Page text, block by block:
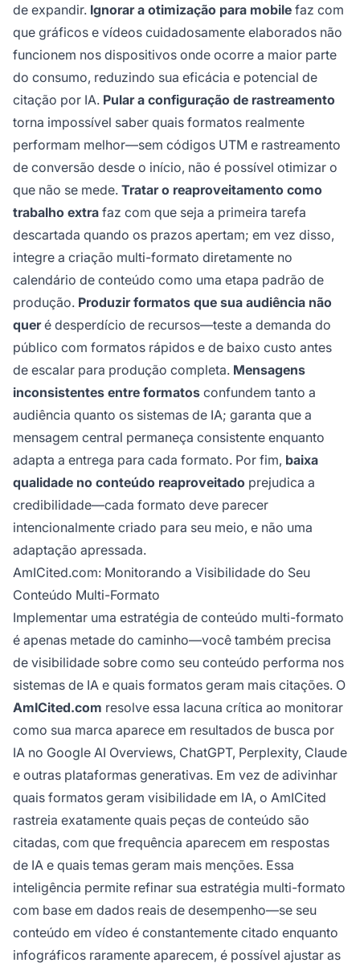
de expandir. Ignorar a otimização para mobile faz com
que gráficos e vídeos cuidadosamente elaborados não
funcionem nos dispositivos onde ocorre a maior parte
do consumo, reduzindo sua eficácia e potencial de
citação por IA. Pular a configuração de rastreamento
torna impossível saber quais formatos realmente
performam melhor—sem códigos UTM e rastreamento
de conversão desde o início, não é possível otimizar o
que não se mede. Tratar o reaproveitamento como
trabalho extra faz com que seja a primeira tarefa
descartada quando os prazos apertam; em vez disso,
integre a criação multi-formato diretamente no
calendário de conteúdo como uma etapa padrão de
produção. Produzir formatos que sua audiência não
queré desperdício de recursos—teste a demanda do
público com formatos rápidos e de baixo custo antes
de escalar para produção completa. Mensagens
inconsistentes entre formatos confundem tanto a
audiência quanto os sistemas de IA; garanta que a
mensagem central permaneça consistente enquanto
adapta a entrega para cada formato. Por fim, baixa
qualidade no conteúdo reaproveitado prejudica a
credibilidade—cada formato deve parecer
intencionalmente criado para seu meio, e não uma
adaptação apressada.
AmICited.com: Monitorando a Visibilidade do Seu
Conteúdo Multi-Formato
Implementar uma estratégia de conteúdo multi-formato
é apenas metade do caminho—você também precisa
de visibilidade sobre como seu conteúdo performa nos
sistemas de IA e quais formatos geram mais citações. O
AmICited.com resolve essa lacuna crítica ao monitorar
como sua marca aparece em resultados de busca por
IA no Google AI Overviews, ChatGPT, Perplexity, Claude
e outras plataformas generativas. Em vez de adivinhar
quais formatos geram visibilidade em IA, o AmICited
rastreia exatamente quais peças de conteúdo são
citadas, com que frequência aparecem em respostas
de IA e quais temas geram mais menções. Essa
inteligência permite refinar sua estratégia multi-formato
com base em dados reais de desempenho—se seu
conteúdo em vídeo é constantemente citado enquanto
infográficos raramente aparecem, é possível ajustar as